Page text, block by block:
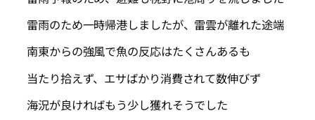
雷雨のため一時帰港しましたが、雷雲が離れた途端
南東からの強風で魚の反応はたくさんあるも
当たり拾えず、エサばかり消費されて数伸びず
海況が良ければもう少し獲れそうでした